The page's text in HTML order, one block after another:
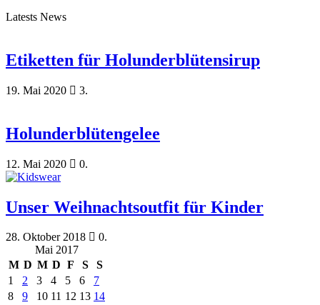
Latests News
Etiketten für Holunderblütensirup
19. Mai 2020 3.
Holunderblütengelee
12. Mai 2020 0.
Unser Weihnachtsoutfit für Kinder
28. Oktober 2018
0.
Mai 2017
M D M D F S
S
1
2 3 4 5 6
7
8
9 10 11 12 13 14